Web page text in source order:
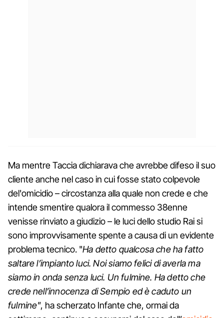
Ma mentre Taccia dichiarava che avrebbe difeso il suo
cliente anche nel caso in cui fosse stato colpevole
del'omicidio – circostanza alla quale non crede e che
intende smentire qualora il commesso 38enne
venisse rinviato a giudizio – le luci dello studio Rai si
sono improvvisamente spente a causa di un evidente
problema tecnico. "Ha detto qualcosa che ha fatto
saltare l’impianto luci. Noi siamo felici di averla ma
siamo in onda senza luci. Un fulmine. Ha detto che
crede nell’innocenza di Sempio ed è caduto un
fulmine", ha scherzato Infante che, ormai da